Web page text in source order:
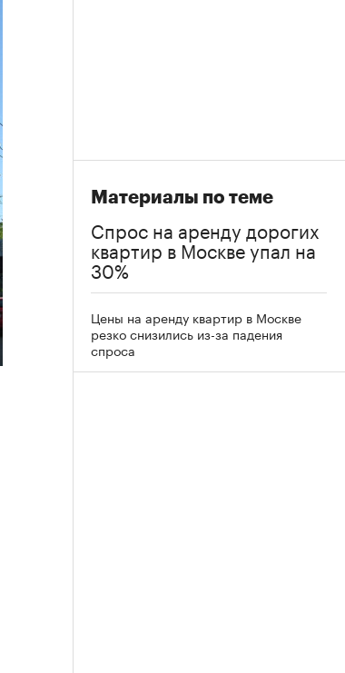
Материалы по теме
Спрос на аренду дорогих
квартир в Москве упал на
30%
Цены на аренду квартир в Москве
резко снизились из-за падения
спроса